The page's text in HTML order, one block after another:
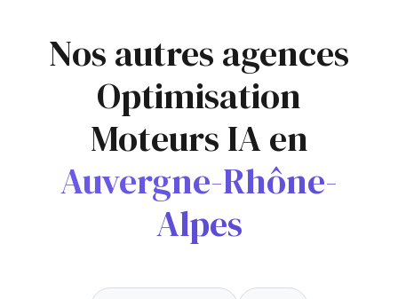
Nos autres agences
Optimisation
Moteurs IA en
Auvergne-Rhône-
Alpes